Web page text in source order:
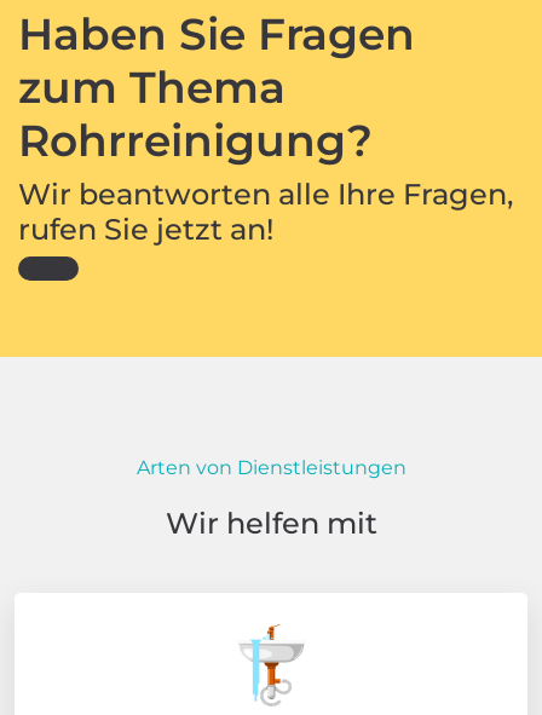
Haben Sie Fragen
zum Thema
Rohrreinigung?
Wir beantworten alle Ihre Fragen,
rufen Sie jetzt an!
Arten von Dienstleistungen
Wir helfen mit